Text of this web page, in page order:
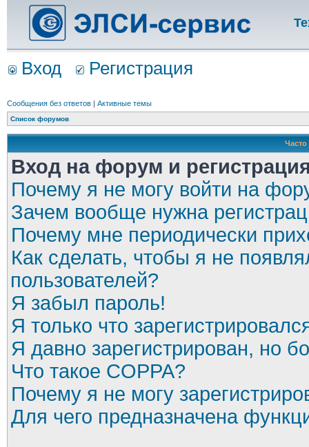
Вход Регистрация
Сообщения без ответов | Активные темы
Список форумов
Вход на форум и
Почему я не могу войти на
Зачем вообще нужна
Почему мне периодически
Как сделать, чтобы я не
пользователей?
Я забыл пароль!
Я только что
Я давно зарегистрирован, но
Что такое COPPA?
Почему я не могу
Для чего предназначена